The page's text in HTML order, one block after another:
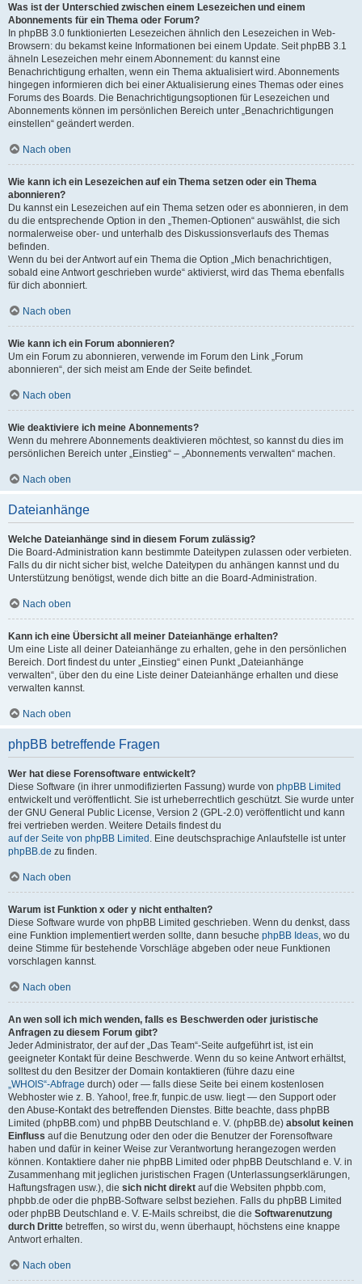
Was ist der Unterschied zwischen einem Lesezeichen und einem
Abonnements für ein Thema oder Forum?
In phpBB 3.0 funktionierten Lesezeichen ähnlich den Lesezeichen in Web-
Browsern: du bekamst keine Informationen bei einem Update. Seit phpBB 3.1
ähneln Lesezeichen mehr einem Abonnement: du kannst eine
Benachrichtigung erhalten, wenn ein Thema aktualisiert wird. Abonnements
hingegen informieren dich bei einer Aktualisierung eines Themas oder eines
Forums des Boards. Die Benachrichtigungsoptionen für Lesezeichen und
Abonnements können im persönlichen Bereich unter „Benachrichtigungen
einstellen“ geändert werden.
Nach oben
Wie kann ich ein Lesezeichen auf ein Thema setzen oder ein Thema
abonnieren?
Du kannst ein Lesezeichen auf ein Thema setzen oder es abonnieren, in dem
du die entsprechende Option in den „Themen-Optionen“ auswählst, die sich
normalerweise ober- und unterhalb des Diskussionsverlaufs des Themas
befinden.
Wenn du bei der Antwort auf ein Thema die Option „Mich benachrichtigen,
sobald eine Antwort geschrieben wurde“ aktivierst, wird das Thema ebenfalls
für dich abonniert.
Nach oben
Wie kann ich ein Forum abonnieren?
Um ein Forum zu abonnieren, verwende im Forum den Link „Forum
abonnieren“, der sich meist am Ende der Seite befindet.
Nach oben
Wie deaktiviere ich meine Abonnements?
Wenn du mehrere Abonnements deaktivieren möchtest, so kannst du dies im
persönlichen Bereich unter „Einstieg“ – „Abonnements verwalten“ machen.
Nach oben
Dateianhänge
Welche Dateianhänge sind in diesem Forum zulässig?
Die Board-Administration kann bestimmte Dateitypen zulassen oder verbieten.
Falls du dir nicht sicher bist, welche Dateitypen du anhängen kannst und du
Unterstützung benötigst, wende dich bitte an die Board-Administration.
Nach oben
Kann ich eine Übersicht all meiner Dateianhänge erhalten?
Um eine Liste all deiner Dateianhänge zu erhalten, gehe in den persönlichen
Bereich. Dort findest du unter „Einstieg“ einen Punkt „Dateianhänge
verwalten“, über den du eine Liste deiner Dateianhänge erhalten und diese
verwalten kannst.
Nach oben
phpBB betreffende Fragen
Wer hat diese Forensoftware entwickelt?
Diese Software (in ihrer unmodifizierten Fassung) wurde von phpBB Limited
entwickelt und veröffentlicht. Sie ist urheberrechtlich geschützt. Sie wurde unter
der GNU General Public License, Version 2 (GPL-2.0) veröffentlicht und kann
frei vertrieben werden. Weitere Details findest du
auf der Seite von phpBB Limited . Eine deutschsprachige Anlaufstelle ist unter
phpBB.de zu finden.
Nach oben
Warum ist Funktion x oder y nicht enthalten?
Diese Software wurde von phpBB Limited geschrieben. Wenn du denkst, dass
eine Funktion implementiert werden sollte, dann besuche phpBB Ideas , wo du
deine Stimme für bestehende Vorschläge abgeben oder neue Funktionen
vorschlagen kannst.
Nach oben
An wen soll ich mich wenden, falls es Beschwerden oder juristische
Anfragen zu diesem Forum gibt?
Jeder Administrator, der auf der „Das Team“-Seite aufgeführt ist, ist ein
geeigneter Kontakt für deine Beschwerde. Wenn du so keine Antwort erhältst,
solltest du den Besitzer der Domain kontaktieren (führe dazu eine
„WHOIS“-Abfrage durch) oder — falls diese Seite bei einem kostenlosen
Webhoster wie z. B. Yahoo!, free.fr, funpic.de usw. liegt — den Support oder
den Abuse-Kontakt des betreffenden Dienstes. Bitte beachte, dass phpBB
Limited (phpBB.com) und phpBB Deutschland e. V. (phpBB.de) absolut keinen
Einfluss auf die Benutzung oder den oder die Benutzer der Forensoftware
haben und dafür in keiner Weise zur Verantwortung herangezogen werden
können. Kontaktiere daher nie phpBB Limited oder phpBB Deutschland e. V. in
Zusammenhang mit jeglichen juristischen Fragen (Unterlassungserklärungen,
Haftungsfragen usw.), die sich nicht direkt auf die Websiten phpbb.com,
phpbb.de oder die phpBB-Software selbst beziehen. Falls du phpBB Limited
oder phpBB Deutschland e. V. E-Mails schreibst, die die Softwarenutzung
durch Dritte betreffen, so wirst du, wenn überhaupt, höchstens eine knappe
Antwort erhalten.
Nach oben